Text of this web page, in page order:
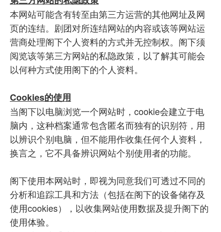
本网站可能含有转至由第三方运营的其他网址及网
页的连结。剧团对所连结网站的内容或该等网站运
营商处理阁下个人资料的方式并无控制权。阁下须
阅览该等第三方网站的私隐政策，以了解其可能会
以何种方式使用阁下的个人资料。
Cookies的使用
当阁下以电脑浏览一个网站时，cookie会建立于电
脑内，这种档案通常包含匿名而独有的识别符，用
以辨识个别电脑，但不能用作收集任何个人资料，
换言之，它不具备辨识网站个别使用者的功能。
阁下使用本网站时，即视为同意我们可透过不同的
分析和追踪工具和方法（包括在阁下的设备储存及
使用cookies），以收集网站使用数据及提升阁下的
使用体验。